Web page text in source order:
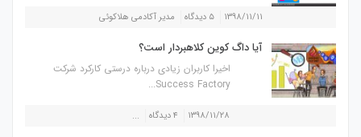
۱۳۹۸/۱۱/۱۱ ۵ دیدگاه مدیر آکادمی هلاکوئی
آیا داگ کوین کلاهبردار است؟
اخیرا کاربران زیادی درباره درستی کارکرد شرکت
Success Factory...
۱۳۹۸/۱۱/۲۸ ۴ دیدگاه ...